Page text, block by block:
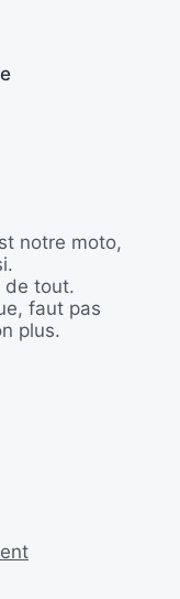
notre moto,
de tout.
faut pas
plus.